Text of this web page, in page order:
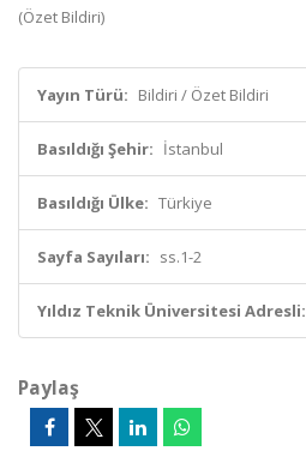
(Özet Bildiri)
Yayın Türü: Bildiri / Özet Bildiri
Basıldığı Şehir: İstanbul
Basıldığı Ülke: Türkiye
Sayfa Sayıları: ss.1-2
Yıldız Teknik Üniversitesi Adresli:
Paylaş